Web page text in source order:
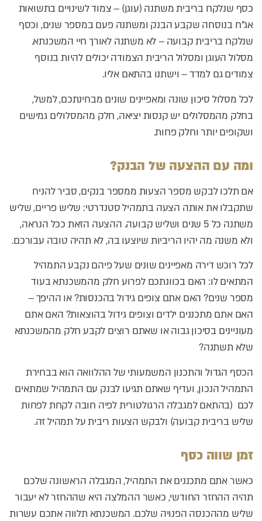
כסף שנלקח בריבית משתנה (עוגן) – צמוד לשינויים בתשואות
אג”ח בנוסחה שקבע הבנק ומשתנה פעם במספר שנים, וכסף
שנלקח בריבית קבועה – לא משתנה לאורך חיי המשכנתא.
מסלול העוגן ומסלול הריבית הצמודה יכולים להיות בנוסף
צמודים גם למדד – וישתנו בהתאם אליו.
לכל מסלול סיכון שונה ומאפיינים שונים מבחינתכם, למשל,
בחלק מהמסלולים יש קנסות יציאה, חלק מהמסלולים גמישים
ושקופים יותר וחלק פחות.
ומה עם ההצעה של הבנק?
אם תלכו לבקש מספר הצעות ממספר בנקים, סביר להניח
שתקבלו את אותה הצעה בתמהיל סטנדרטי: שליש פריים, שליש
משתנה כל 5 שנים ושליש קבועה. ההצעה הזאת ככל הנראה,
ולא משנה מה יהיו הריביות שיוצעו בה, לא תהיה טובה עבורכם.
לכל רוכש דירה מאפיינים שונים שעל פיהם נקבע התמהיל
המתאים לו: האם בכוונתכם לפרוע חלק מהמשכנתא בעוד
מספר שנים? האם אתם צופים גידול בהכנסות? או ההיפך –
האם אתם מתכננים ילדים וצופים גידול בהוצאות? האם אתם
מעוניינים בסיכון גבוה או שאתם רוצים לקבע חלק מהמשכנתא
שלא תשתנה?
הכסף הגדול והתכנון המשמעותי של ההלוואה הוא בבחירת
התמהיל הנכון, ועדיף שאתם תגיעו לבנק עם התמהיל שמתאים
לכם (בהתאם למגבלה הרגולטורית לפיה חובה לקחת לפחות
שליש בריבית קבועה) ולבקש הצעות ריבית על תמהיל זה.
זמן שווה כסף
כאשר אתם מתכננים את התמהיל, המגבלה הראשונה שלכם
תהיה ההחזר החודשי, כאשר ההמלצה היא שההחזר לא יעבור
שליש מההכנסה הפנויה שלכם. המשכנתא תלווה אתכם עשרות